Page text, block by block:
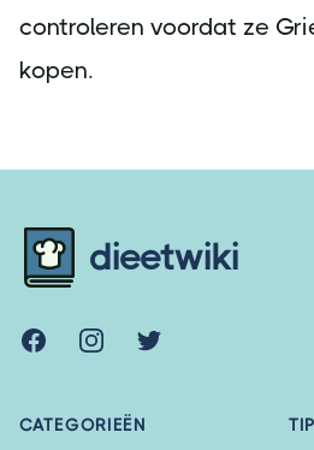
controleren voordat ze
kopen.
dieetwiki
FacebookInstagramTwitter
CATEGORIEËN